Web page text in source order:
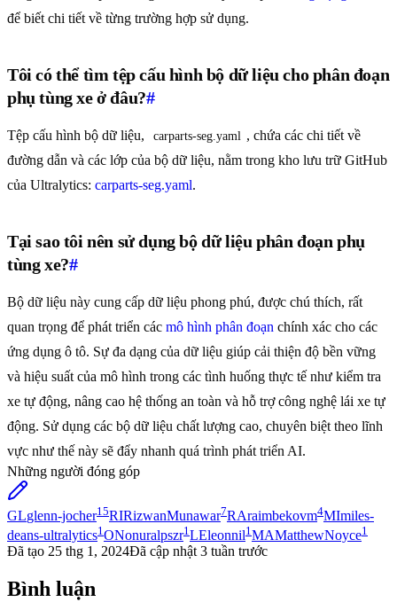
để biết chi tiết về từng trường hợp sử dụng.
Tôi có thể tìm tệp cấu hình bộ dữ liệu cho phân đoạn
phụ tùng xe ở đâu?#
Tệp cấu hình bộ dữ liệu, carparts-seg.yaml , chứa các chi tiết về
đường dẫn và các lớp của bộ dữ liệu, nằm trong kho lưu trữ GitHub
của Ultralytics: carparts-seg.yaml.
Tại sao tôi nên sử dụng bộ dữ liệu phân đoạn phụ
tùng xe?#
Bộ dữ liệu này cung cấp dữ liệu phong phú, được chú thích, rất
quan trọng để phát triển các mô hình phân đoạn chính xác cho các
ứng dụng ô tô. Sự đa dạng của dữ liệu giúp cải thiện độ bền vững
và hiệu suất của mô hình trong các tình huống thực tế như kiểm tra
xe tự động, nâng cao hệ thống an toàn và hỗ trợ công nghệ lái xe tự
động. Sử dụng các bộ dữ liệu chất lượng cao, chuyên biệt theo lĩnh
vực như thế này sẽ đẩy nhanh quá trình phát triển AI.
Những người đóng góp
GLglenn-jocher15RIRizwanMunawar7RAraimbekovm4MImiles-
deans-ultralytics1ONonuralpszr1LEleonnil1MAMatthewNoyce1
Đã tạo 25 thg 1, 2024Đã cập nhật 3 tuần trước
Bình luận